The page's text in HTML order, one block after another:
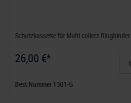
Schutzkassette für Multi collect Ringbinder
26,00 €*
Best.Nummer 1301-G